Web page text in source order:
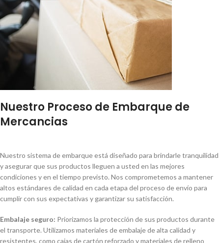
Nuestro Proceso de Embarque de
Mercancias
Nuestro sistema de embarque está diseñado para brindarle tranquilidad
y asegurar que sus productos lleguen a usted en las mejores
condiciones y en el tiempo previsto. Nos comprometemos a mantener
altos estándares de calidad en cada etapa del proceso de envío para
cumplir con sus expectativas y garantizar su satisfacción.
Embalaje seguro: Priorizamos la protección de sus productos durante
el transporte. Utilizamos materiales de embalaje de alta calidad y
resistentes, como cajas de cartón reforzado y materiales de relleno